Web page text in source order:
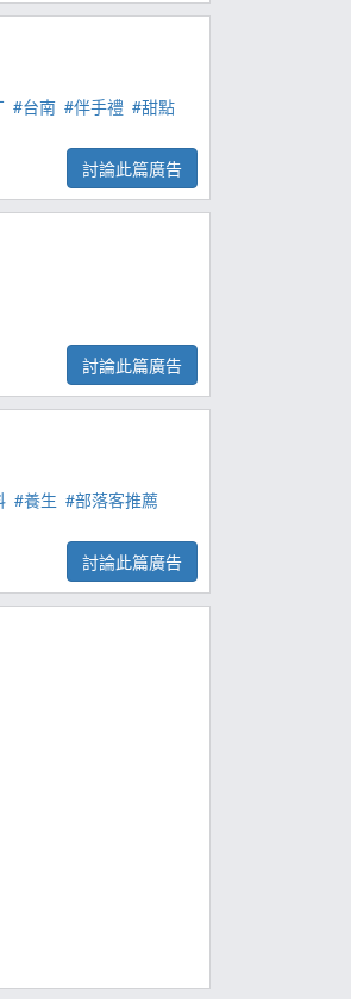
#台南 #伴手禮 #甜點
討論此篇廣告
討論此篇廣告
#養生 #部落客推薦
討論此篇廣告